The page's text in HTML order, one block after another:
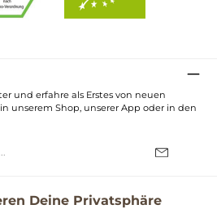
und erfahre als Erstes von neuen
unserem Shop, unserer App oder in den
Deine Privatsphäre